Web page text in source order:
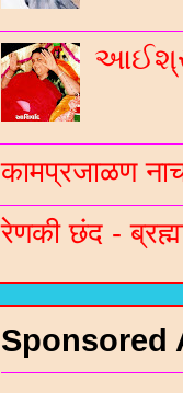
कामप्रजाळण
रेणकी छंद -
Sponsored